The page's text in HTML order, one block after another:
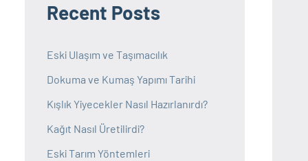
Recent Posts
Eski Ulaşım ve Taşımacılık
Dokuma ve Kumaş Yapımı Tarihi
Kışlık Yiyecekler Nasıl Hazırlanırdı?
Kağıt Nasıl Üretilirdi?
Eski Tarım Yöntemleri